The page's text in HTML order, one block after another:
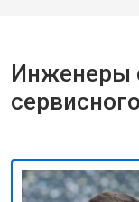
Инженеры